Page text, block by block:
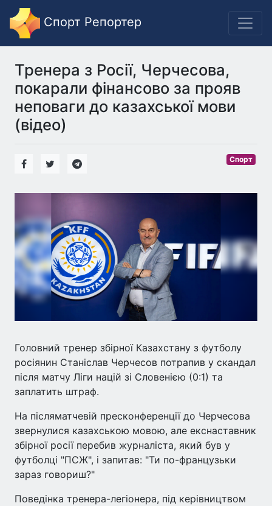
Спорт Репортер
Тренера з Росії, Черчесова,
покарали фінансово за прояв
неповаги до казахської мови
(відео)
Спорт
Головний тренер збірної Казахстану з футболу
росіянин Станіслав Черчесов потрапив у скандал
після матчу Ліги націй зі Словенією (0:1) та
заплатить штраф.
На післяматчевій пресконференції до Черчесова
звернулися казахською мовою, але екснаставник
збірної росії перебив журналіста, який був у
футболці "ПСЖ", і запитав: "Ти по-французьки
зараз говориш?"
Поведінка тренера-легіонера, під керівництвом